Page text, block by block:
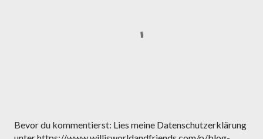
K
Bevor du kommentierst: Lies meine Datenschutzerklärung